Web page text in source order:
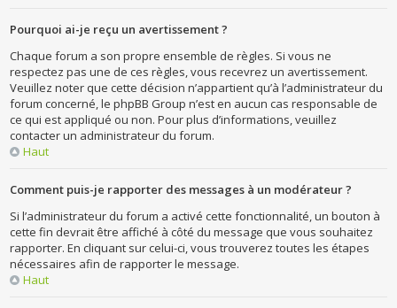
Pourquoi ai-je reçu un avertissement ?
Chaque forum a son propre ensemble de règles. Si vous ne
respectez pas une de ces règles, vous recevrez un avertissement.
Veuillez noter que cette décision n’appartient qu’à l’administrateur du
forum concerné, le phpBB Group n’est en aucun cas responsable de
ce qui est appliqué ou non. Pour plus d’informations, veuillez
contacter un administrateur du forum.
Haut
Comment puis-je rapporter des messages à un modérateur ?
Si l’administrateur du forum a activé cette fonctionnalité, un bouton à
cette fin devrait être affiché à côté du message que vous souhaitez
rapporter. En cliquant sur celui-ci, vous trouverez toutes les étapes
nécessaires afin de rapporter le message.
Haut